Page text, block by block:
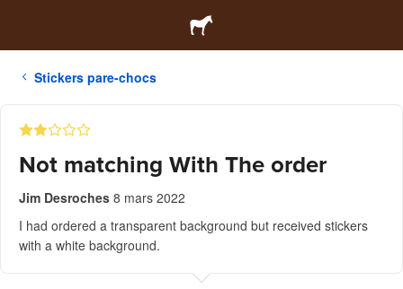
Stickers pare-chocs
Not matching With The order
Jim Desroches 8 mars 2022
I had ordered a transparent background but received stickers
with a white background.